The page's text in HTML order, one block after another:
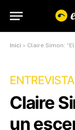
Inici » Claire Simon: “El pati és un
ENTREVISTA
Claire
un